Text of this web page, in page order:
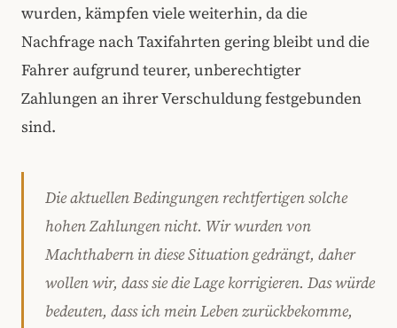
wurden, kämpfen viele weiterhin, da die
Nachfrage nach Taxifahrten gering bleibt und die
Fahrer aufgrund teurer, unberechtigter
Zahlungen an ihrer Verschuldung festgebunden
sind.
Die aktuellen Bedingungen rechtfertigen solche
hohen Zahlungen nicht. Wir wurden von
Machthabern in diese Situation gedrängt, daher
wollen wir, dass sie die Lage korrigieren. Das würde
bedeuten, dass ich mein Leben zurückbekomme,